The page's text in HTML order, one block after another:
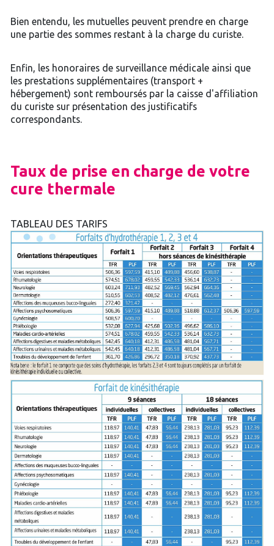
Bien entendu, les mutuelles peuvent prendre en charge
une partie des sommes restant à la charge du curiste.
Enfin, les honoraires de surveillance médicale ainsi que
les prestations supplémentaires (transport +
hébergement) sont remboursés par la caisse d'affiliation
du curiste sur présentation des justificatifs
correspondants.
Taux de prise en charge de votre
cure thermale
TABLEAU DES TARIFS